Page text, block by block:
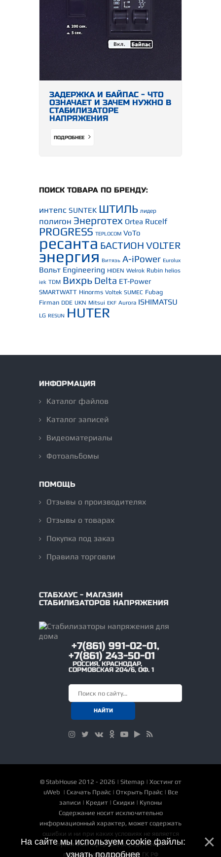
ЗАДЕРЖКА И БАЙПАС - ЧТО
ОЗНАЧАЕТ И ЗАЧЕМ НУЖНО В
СТАБИЛИЗАТОРЕ
НАПРЯЖЕНИЯ
ПОДРОБНЕЕ
ПОИСК ТОВАРА ПО БРЕНДУ:
интепс SUNTEK ШТИЛЬ лидер
полигон Энерготех Ortea Rucelf
PROGRESS TEPLOCOM VoTo
ресанта БАСТИОН VOLTER
энергия Витязь A-iPower Eurolux
Вольт Engineering HIDEN Welrok Rubin helios
iek TDM Вихрь Delta ET-Power
SMARTWATT Hinorms Voltek SUMEC Fubag
Firman DDE UKN Mitsui EKF Aurora ISHIMATSU
LG RESUN HUTER
ИНФОРМАЦИЯ
Каталог файлов
Каталог записей
Видеоматериалы
Фотоальбомы
ПОМОЩЬ
Отзывы о производителях
Отзывы о товарах
Покупка под заказ
Правила торговли
СТАБХАУС - МАГАЗИН
СТАБИЛИЗАТОРОВ НАПРЯЖЕНИЯ
+7(861) 991-02-01,
+7(861) 243-50-01
РОССИЯ,КРАСНОДАР,
СОРМОВСКАЯ 204/6, ОФ. 1
© StabHouse2012 - 2026 | Sitemap | Хостинг от
uWeb | Скачать Прайс| Открыть Прайс| Все
записи | Кредит | Скидки | Купоны
Содержание носит исключительно
информационный характер, может содержать
ошибки и ни при каких условиях не является
публичной офертой, определяемой
положениями статьи 437 ГК РФ
На сайте мы используем cookie файлы:
узнать подробнее